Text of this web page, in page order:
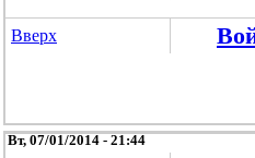
Вверх
Вт, 07/01/2014 - 21:44